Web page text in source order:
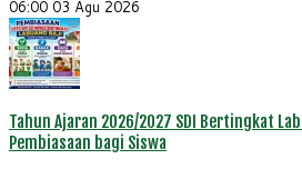
06:00 03 Agu 2026
Tahun Ajaran 2026/2027 SDI Bertingkat
Pembiasaan bagi Siswa